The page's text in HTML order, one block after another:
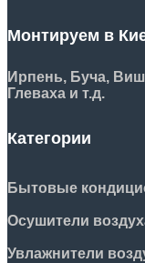
Монтируем в
Ирпень, Буча,
Глеваха и т.д.
Категории
Бытовые
Осушители
Увлажнители